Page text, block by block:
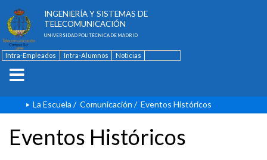
INGENIERÍA Y SISTEMAS DE
TELECOMUNICACIÓN
UNIVERSIDAD POLITÉCNICA DE MADRID
Intra-Empleados Intra-Alumnos
Noticias
La Escuela / Comunicación / Eventos Históricos
Eventos Históricos